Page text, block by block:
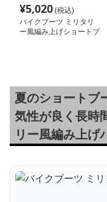
¥5,020(税込)
バイクブーツ ミリタリ
ー風編み上げショートブ
夏のショートブ
気性が良く長時
リー風編み上げ